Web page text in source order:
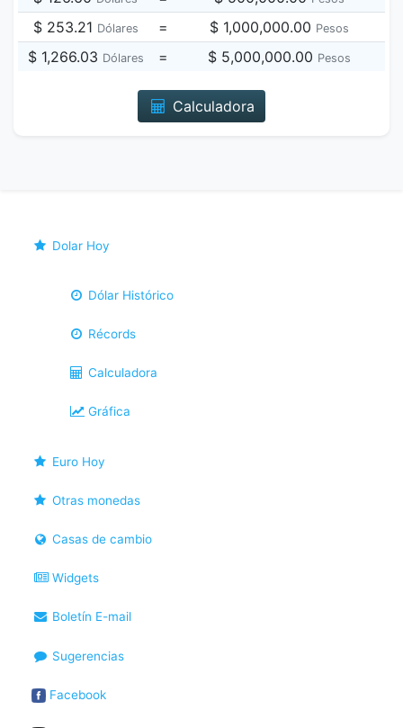
$ 253.21 Dólares = $ 1,000,000.00 Pesos
$ 1,266.03 Dólares = $ 5,000,000.00 Pesos
Calculadora
Dolar Hoy
Dólar Histórico
Récords
Calculadora
Gráfica
Euro Hoy
Otras monedas
Casas de cambio
Widgets
Boletín E-mail
Sugerencias
Facebook